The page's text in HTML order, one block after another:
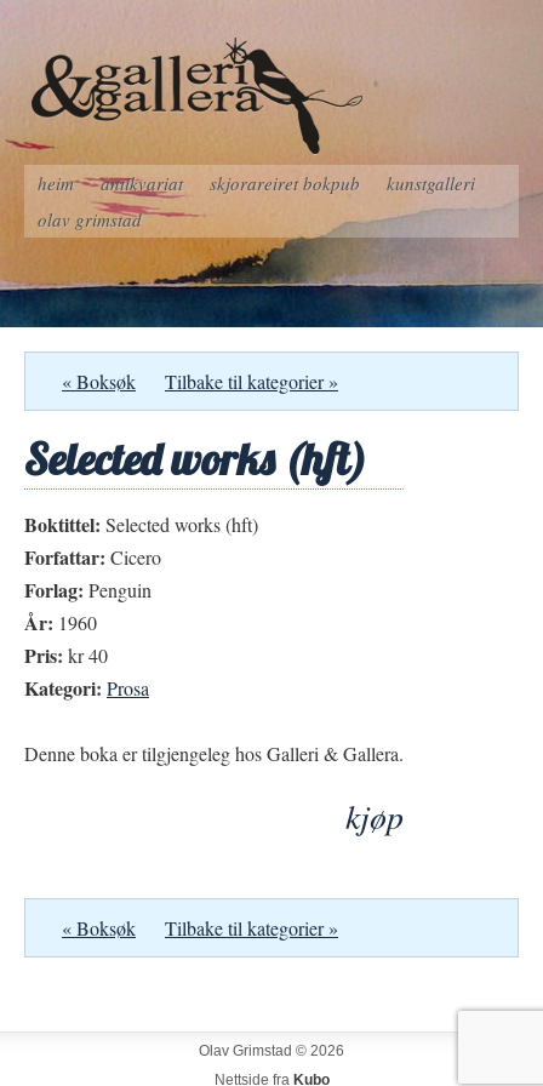
heim antikvariat skjorareiret bokpub
kunstgalleri
olav grimstad
« Boksøk Tilbake til kategorier »
Selected works (hft)
Boktittel: Selected works (hft)
Forfattar: Cicero
Forlag: Penguin
År: 1960
Pris: kr 40
Kategori: Prosa
Denne boka er tilgjengeleg hos Galleri & Gallera.
kjøp
« Boksøk Tilbake til kategorier »
Olav Grimstad © 2026
Nettside fra Kubo